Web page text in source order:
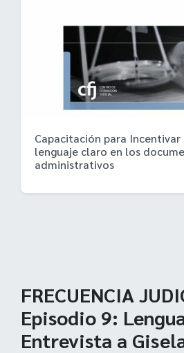
Capacitación para Incentivar
lenguaje claro en los
administrativos
FRECUENCIA
Episodio 9:
Entrevista a